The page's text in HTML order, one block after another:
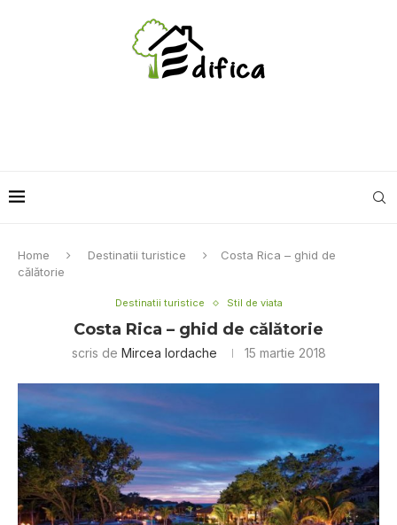
Home Destinatii turistice
Costa Rica – ghid de
călătorie
Destinatii turistice Stil de viata
Costa Rica – ghid de călătorie
scris de Mircea Iordache 15 martie 2018